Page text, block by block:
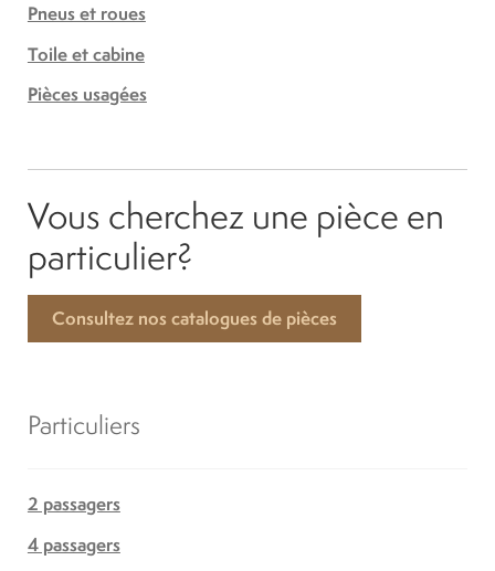
Pneus et roues
Toile et cabine
Pièces usagées
Vous cherchez une pièce en
particulier?
Consultez nos catalogues de pièces
Particuliers
2 passagers
4 passagers